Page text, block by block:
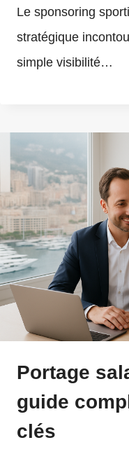
Le sponsoring
stratégique
simple visibilité…
Portage
guide
clés